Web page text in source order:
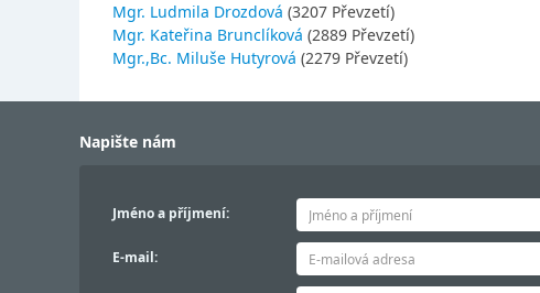
Mgr. Ludmila Drozdová (3207 Převzetí)
Mgr. Kateřina Brunclíková (2889 Převzetí)
Mgr.,Bc. Miluše Hutyrová (2279 Převzetí)
Napište nám
Jméno a příjmení:
E-mail: